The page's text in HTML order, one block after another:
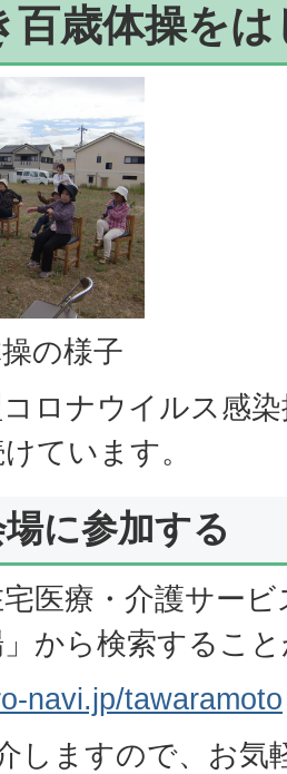
百歳体操を
の様子
ロナウイルス感
ています。
に参加する
医療・介護サー
から検索するこ
navi.jp/tawaramoto
しますので、お気